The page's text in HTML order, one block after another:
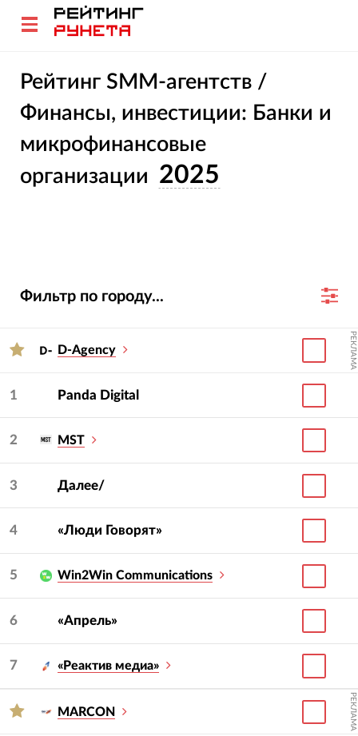
Рейтинг SMM-агентств /
Финансы, инвестиции: Банки и
микрофинансовые
организации 2025
Фильтр по городу...
D-Agency РЕКЛАМА
1 Panda Digital
2 MST
3 Далее/
4 «Люди Говорят»
5 Win2Win Communications
6 «Апрель»
7 «Реактив медиа»
MARCON РЕКЛАМА